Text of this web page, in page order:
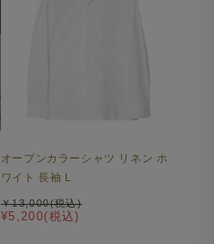
オープンカラーシャツ リネン ホ
ワイト 長袖 L
¥5,200(税込)
￥13,000(税込)